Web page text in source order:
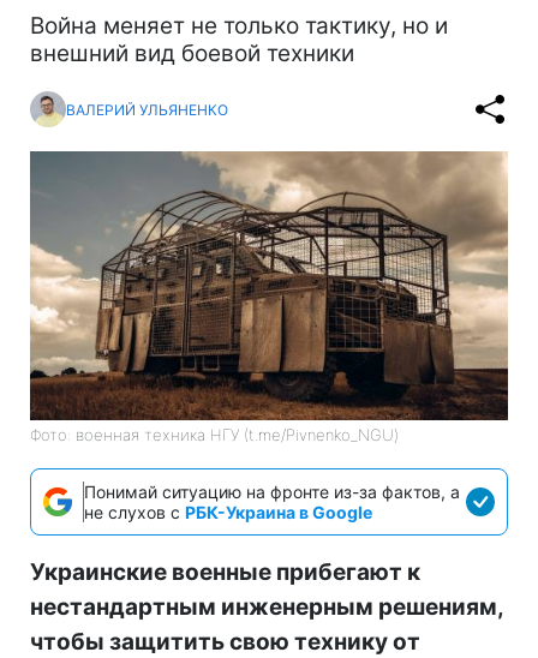
Война меняет не только тактику, но и
внешний вид боевой техники
ВАЛЕРИЙ УЛЬЯНЕНКО
Фото: военная техника НГУ (t.me/Pivnenko_NGU)
Понимай ситуацию на фронте из-за фактов, а
не слухов с РБК-Украина в Google
Украинские военные прибегают к
нестандартным инженерным решениям,
чтобы защитить свою технику от